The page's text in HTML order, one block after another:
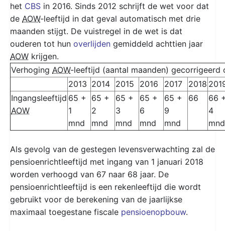
het CBS in 2016. Sinds 2012 schrijft de wet voor dat
de AOW-leeftijd in dat geval automatisch met drie
maanden stijgt. De vuistregel in de wet is dat
ouderen tot hun overlijden gemiddeld achttien jaar
AOW krijgen.
Verhoging AOW-leeftijd (aantal maanden) gecorrigeerd
2013 2014 2015 2016 2017 2018
Ingangsleeftijd
AOW
65 +
1
mnd
65 +
2
mnd
65 +
3
mnd
65 +
6
mnd
65 +
9
mnd
66
66
4
mnd
Als gevolg van de gestegen levensverwachting zal de
pensioenrichtleeftijd met ingang van 1 januari 2018
worden verhoogd van 67 naar 68 jaar. De
pensioenrichtleeftijd is een rekenleeftijd die wordt
gebruikt voor de berekening van de jaarlijkse
maximaal toegestane fiscale pensioenopbouw.